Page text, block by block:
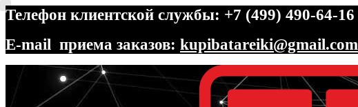
Телефон клиентской службы: +7 (499) 490-64-16
E-mail приема заказов: kupibatareiki@gmail.com
Перейти
навигации
Перейти
содержимому